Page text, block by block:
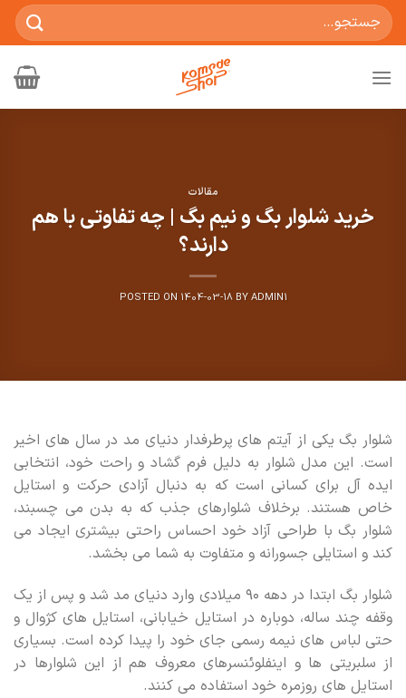
جستجو
برای:
مقالات
خرید شلوار بگ و نیم بگ | چه تفاوتی با هم
دارند؟
POSTED ON1404-03-18BYADMIN1
شلوار بگ یکی از آیتم های پرطرفدار دنیای مد در سال های اخیر
است. این مدل شلوار به دلیل فرم گشاد و راحت خود، انتخابی
ایده آل برای کسانی است که به دنبال آزادی حرکت و استایل
خاص هستند. برخلاف شلوارهای جذب که به بدن می چسبند،
شلوار بگ با طراحی آزاد خود احساس راحتی بیشتری ایجاد می
کند و استایلی جسورانه و متفاوت به شما می بخشد.
شلوار بگ ابتدا در دهه ۹۰ میلادی وارد دنیای مد شد و پس از یک
وقفه چند ساله، دوباره در استایل خیابانی، استایل های کژوال و
حتی لباس های نیمه رسمی جای خود را پیدا کرده است. بسیاری
از سلبریتی ها و اینفلوئنسرهای معروف هم از این شلوارها در
استایل های روزمره خود استفاده می کنند.